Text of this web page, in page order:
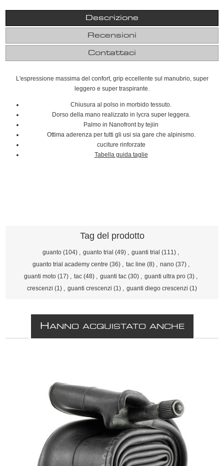
Descrizione
Recensioni
Contattaci
L'espressione massima del confort, grip eccellente sul manubrio, super
leggero e super traspirante.
Chiusura al polso in morbido tessuto.
Dorso della mano realizzato in lycra super leggera.
Palmo in Nanofront by tejiin
Ottima aderenza per tutti gli usi sia gare che alpinismo.
cuciture rinforzate
Tabella guida taglie
Tag del prodotto
guanto (104) guanto trial (49) guanti trial (111)
guanto trial academy centre (36) tac line (8) nano (37)
guanti moto (17) tac (48) guanti tac (30) guanti ultra pro (3)
crescenzi (1) guanti crescenzi (1) guanti diego crescenzi (1)
H ANNO ACQUISTATO ANCHE